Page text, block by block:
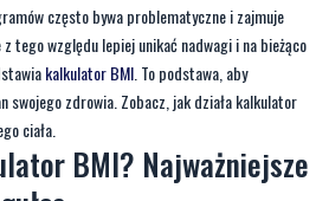
zdrowia. Zobacz, jak działa kalkulator
ciała.
BMI? Najważniejsze
liczbowe przedstawienie wzajemnej relacji masy
obliczeń tego wskaźnika można łatwo ocenić czy